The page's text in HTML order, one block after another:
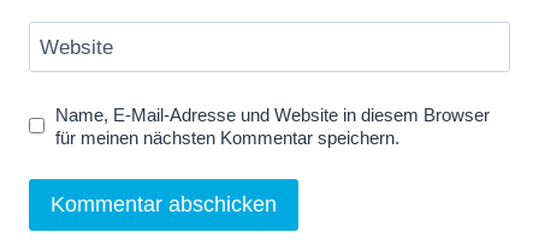
Website
Name, E-Mail-Adresse und Website in diesem Browser
für meinen nächsten Kommentar speichern.